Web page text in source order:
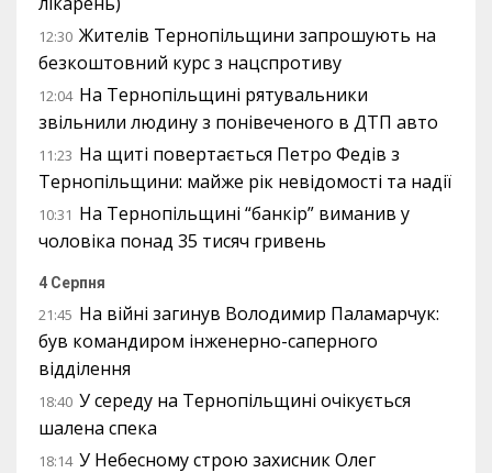
12:30 Жителів Тернопільщини запрошують на
безкоштовний курс з нацспротиву
12:04 На Тернопільщині рятувальники
звільнили людину з понівеченого в ДТП авто
11:23 На щиті повертається Петро Федів з
Тернопільщини: майже рік невідомості та надії
10:31 На Тернопільщині “банкір” виманив у
чоловіка понад 35 тисяч гривень
4 Серпня
21:45 На війні загинув Володимир Паламарчук:
був командиром інженерно-саперного
відділення
18:40 У середу на Тернопільщині очікується
шалена спека
18:14 У Небесному строю захисник Олег